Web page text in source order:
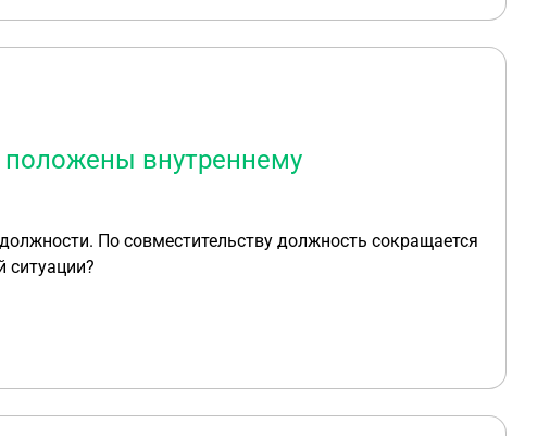
внутреннему
По совместительству должность сокращается